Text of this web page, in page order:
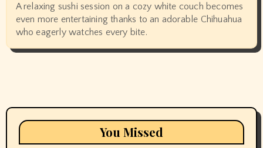
A relaxing sushi session on a cozy white couch becomes
even more entertaining thanks to an adorable Chihuahua
who eagerly watches every bite.
You Missed